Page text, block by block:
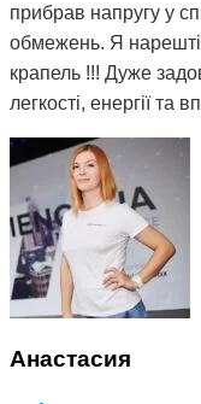
прибрав напругу у
обмежень. Я
крапель !!! Дуже
легкості, енергії та
Анастасия